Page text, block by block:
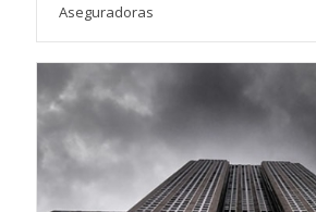
Aseguradoras